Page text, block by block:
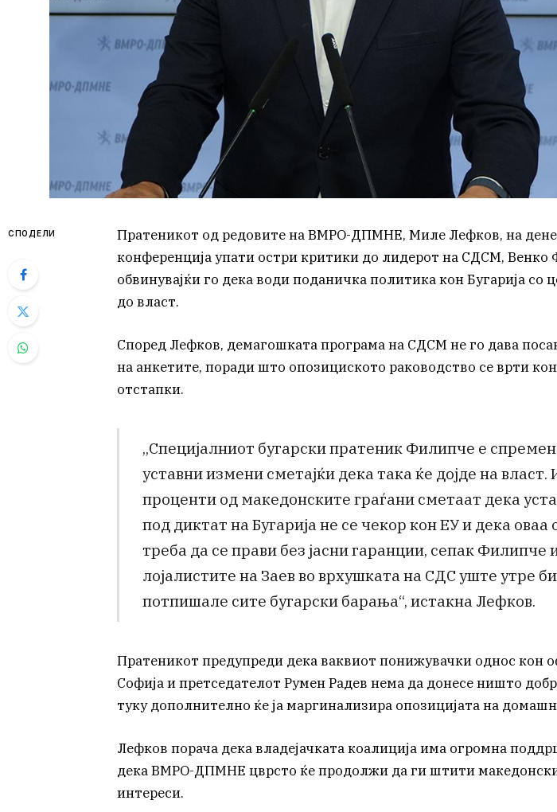
СПОДЕЛИ
Пратеникот од редовите на ВМРО-ДПМНЕ, Миле Лефков, на
конференција упати остри критики до лидерот на СДСМ, Венко
обвинувајќи го дека води поданичка политика кон Бугарија со
до власт.
Според Лефков, демагошката програма на СДСМ не го дава
на анкетите, поради што опозициското раководство се врти
отстапки.
„Специјалниот бугарски пратеник Филипче е
уставни измени сметајќи дека така ќе дојде на власт.
проценти од македонските граѓани сметаат дека
под диктат на Бугарија не се чекор кон ЕУ и дека оваа
треба да се прави без јасни гаранции, сепак Филипче
лојалистите на Заев во врхушката на СДС уште утре
потпишале сите бугарски барања“, истакна Лефков.
Пратеникот предупреди дека ваквиот понижувачки однос кон
Софија и претседателот Румен Радев нема да донесе ништо
туку дополнително ќе ја маргинализира опозицијата на
Лефков порача дека владејачката коалиција има огромна
дека ВМРО-ДПМНЕ цврсто ќе продолжи да ги штити
интереси.